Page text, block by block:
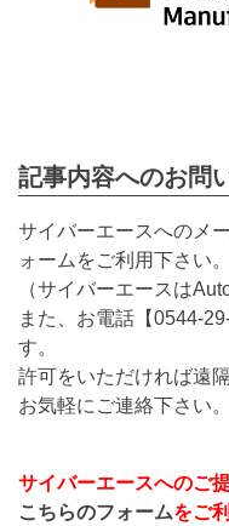
記事内容へのお問
サイバーエースへのメ
ォームをご利用下さい。
（サイバーエースは
また、お電話【0544-
す。
許可をいただければ遠
お気軽にご連絡下さい。
サイバーエースへのご
こちらのフォームをご